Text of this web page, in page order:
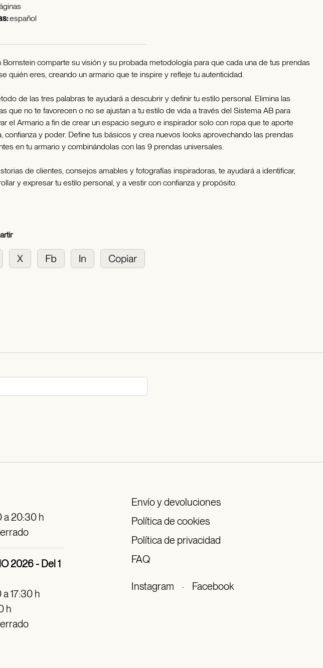
español
Bornstein comparte su visión y su probada metodología para que cada una de tus prendas
quién eres, creando un armario que te inspire y refleje tu autenticidad.
de las tres palabras te ayudará a descubrir y definir tu estilo personal. Elimina las
que no te favorecen o no se ajustan a tu estilo de vida a través del Sistema AB para
el Armario a fin de crear un espacio seguro e inspirador solo con ropa que te aporte
confianza y poder. Define tus básicos y crea nuevos looks aprovechando las prendas
en tu armario y combinándolas con las 9 prendas universales.
de clientes, consejos amables y fotografías inspiradoras, te ayudará a identificar,
y expresar tu estilo personal, y a vestir con confianza y propósito.
a 20:30 h
2026 - Del 1
17:30 h
h
Envío y devoluciones
Política de cookies
Política de privacidad
FAQ
Instagram · Facebook